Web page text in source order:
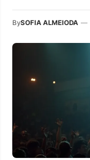
BySOFIA ALMEIODA —